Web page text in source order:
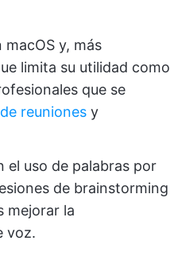
y, más
limita su utilidad como
que se
reuniones y
el uso de palabras por
de brainstorming
mejorar la
voz.